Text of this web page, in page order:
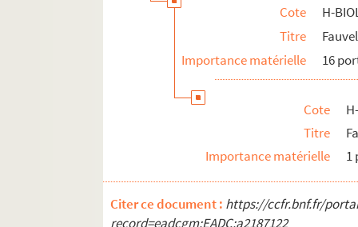
Cote
H-
Titre
Importance matérielle
16
Cote
Titre
Importance matérielle
1
Citer ce document : https://ccfr.bnf.fr/
record=eadcgm:EADC:a2187122